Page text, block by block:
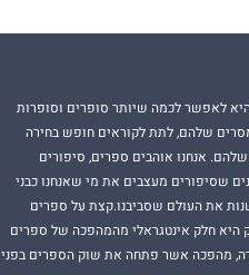
לאפשר לכמה שיותר סופרים וסופרות
שלהם, לתת לקוראים חופש בחירה
אנחנו אוהבים ספרים, סיפורים
שסיפורים מעצבים את מי שאנחנו כבני
את העולם שסביבנו.קצת על ספרים
היא חלק אינטגראלי מהמהפכה של ספרים
מהפכה אשר פתחה את שוק הספרים בפני